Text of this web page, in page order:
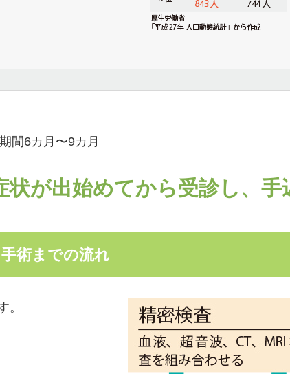
間6カ月〜9カ月
が出始めてから受診し、手
術までの流れ
。